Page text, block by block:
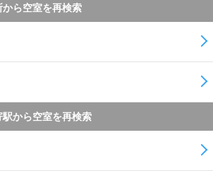
ら空室を再検索
から空室を再検索